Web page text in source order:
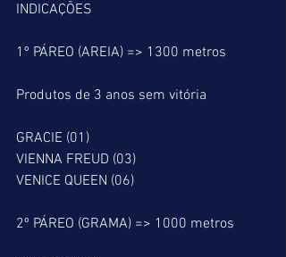
INDICAÇÕES
1º PÁREO (AREIA) => 1300 metros
Produtos de 3 anos sem vitória
GRACIE (01)
VIENNA FREUD (03)
VENICE QUEEN (06)
2º PÁREO (GRAMA) => 1000 metros